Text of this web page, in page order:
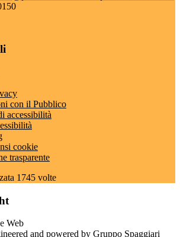
con il Pubblico
accessibilità
cookie
trasparente
1745 volte
and powered by Gruppo Spaggiari